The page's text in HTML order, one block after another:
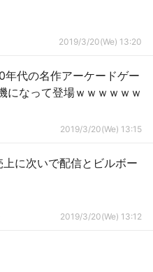
2019/3/20(We) 13:20
年代の名作アーケードゲー
になって登場ｗｗｗｗｗｗ
2019/3/20(We) 13:15
上に次いで配信とビルボー
2019/3/20(We) 13:12